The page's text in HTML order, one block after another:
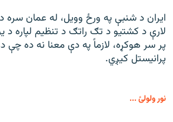
ایران د شنبې په ورځ وویل، له عمان سره
لارې د کشتیو د تګ راتګ د تنظیم لپاره د
پر سر هوکړه، لازماً په دې معنا نه ده چې
پرانیستل کیږي.
نور ولولئ ...